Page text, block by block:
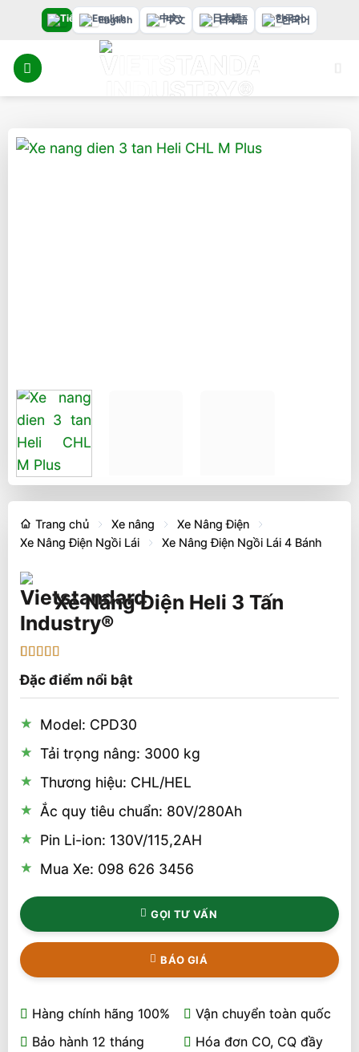
nội
dung
English 中文 日本語 한국어
Trang chủ Xe nâng
Xe Nâng Điện
Xe Nâng Điện Ngồi Lái
Xe Nâng Điện Ngồi Lái 4 Bánh
Xe Nâng Điện Heli 3 Tấn
trên 5 dựa
trênđánh
giá
Đặc điểm nổi bật
Model: CPD30
Tải trọng nâng: 3000 kg
Thương hiệu: CHL/HEL
Ắc quy tiêu chuẩn: 80V/280Ah
Pin Li-ion: 130V/115,2AH
Mua Xe: 098 626 3456
GỌI TƯ VẤN
BÁO GIÁ
Hàng chính hãng 100%
Vận chuyển toàn quốc
Bảo hành 12 tháng
Hóa đơn CO, CQ đầy